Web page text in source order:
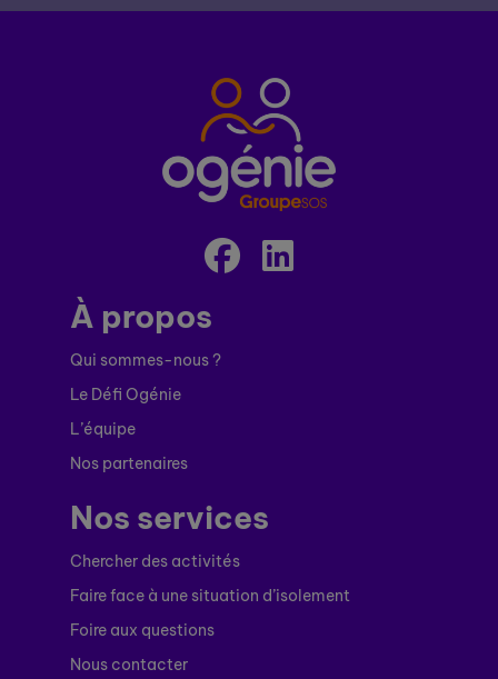
À propos
Qui sommes-nous ?
Le Défi Ogénie
L’équipe
Nos partenaires
Nos services
Chercher des activités
Faire face à une situation d’isolement
Foire aux questions
Nous contacter